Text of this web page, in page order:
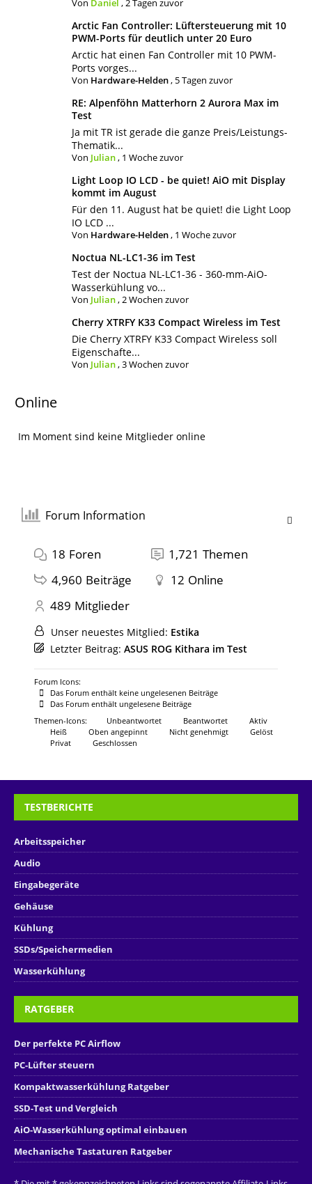
Von Daniel ,2 Tagen zuvor
Arctic Fan Controller: Lüftersteuerung mit 10
PWM-Ports für deutlich unter 20 Euro
Arctic hat einen Fan Controller mit 10 PWM-
Ports vorges...
Von Hardware-Helden, 5 Tagen zuvor
RE: Alpenföhn Matterhorn 2 Aurora Max im
Test
Ja mit TR ist gerade die ganze Preis/Leistungs-
Thematik...
Von Julian, 1 Woche zuvor
Light Loop IO LCD - be quiet! AiO mit Display
kommt im August
Für den 11. August hat be quiet! die Light Loop
IO LCD ...
Von Hardware-Helden, 1 Woche zuvor
Noctua NL-LC1-36 im Test
Test der Noctua NL-LC1-36 - 360-mm-AiO-
Wasserkühlung vo...
Von Julian,2 Wochen zuvor
Cherry XTRFY K33 Compact Wireless im Test
Die Cherry XTRFY K33 Compact Wireless soll
Eigenschafte...
Von Julian,3 Wochen zuvor
Online
Im Moment sind keine Mitglieder online
Forum Information
18 Foren 1,721 Themen
4,960 Beiträge 12 Online
489 Mitglieder
Unser neuestes Mitglied: Estika
Letzter Beitrag: ASUS ROG Kithara im Test
Forum Icons:
Das Forum enthält keine ungelesenen Beiträge
Das Forum enthält ungelesene Beiträge
Themen-Icons:
Unbeantwortet Beantwortet
Aktiv
Heiß
Oben angepinnt Nicht genehmigt
Gelöst
Privat
Geschlossen
TESTBERICHTE
Arbeitsspeicher
Audio
Eingabegeräte
Gehäuse
Kühlung
SSDs/Speichermedien
Wasserkühlung
RATGEBER
Der perfekte PC Airflow
PC-Lüfter steuern
Kompaktwasserkühlung Ratgeber
SSD-Test und Vergleich
AiO-Wasserkühlung optimal einbauen
Mechanische Tastaturen Ratgeber